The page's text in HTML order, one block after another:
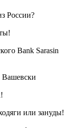
России?
Bank Sarasin
или зануды!